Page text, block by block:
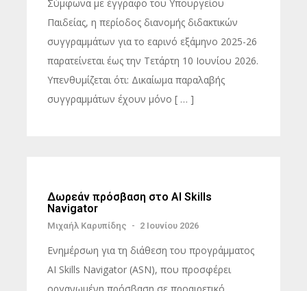
Σύμφωνα με έγγραφο του Υπουργείου
Παιδείας, η περίοδος διανομής διδακτικών
συγγραμμάτων για το εαρινό εξάμηνο 2025-26
παρατείνεται έως την Τετάρτη 10 Ιουνίου 2026.
Υπενθυμίζεται ότι: Δικαίωμα παραλαβής
συγγραμμάτων έχουν μόνο [ … ]
Δωρεάν πρόσβαση στο AI Skills
Navigator
Μιχαήλ Καρυπίδης - 2 Ιουνίου 2026
Ενημέρσωη για τη διάθεση του προγράμματος
AI Skills Navigator (ASN), που προσφέρει